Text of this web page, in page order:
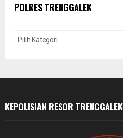
hPOLRES TRENGGALEK
KEPOLISIAN RESOR TRENGGALEK